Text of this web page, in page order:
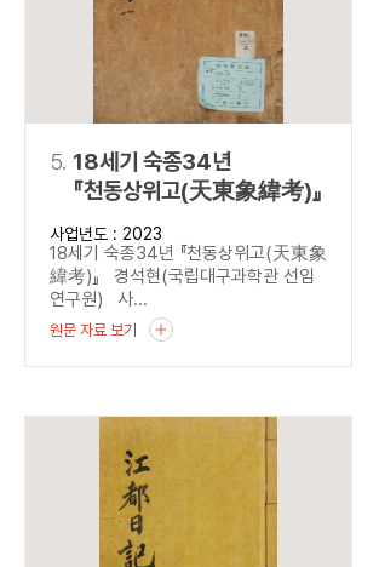
5. 18세기 숙종34년
『천동상위고(天東象緯考)』
사업년도 : 2023
18세기 숙종34년 『천동상위고(天東象
緯考)』 경석현(국립대구과학관 선임
연구원) 사...
원문 자료 보기